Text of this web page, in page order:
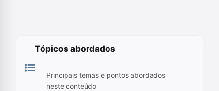
Tópicos abordados
Principais temas e pontos abordados
neste conteúdo